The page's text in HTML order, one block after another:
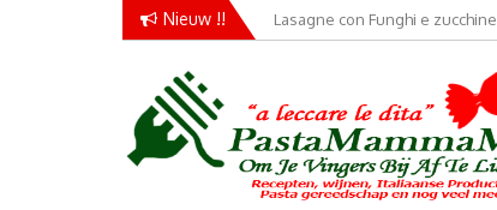
Nieuw !! Lasagne con Funghi e zucchine